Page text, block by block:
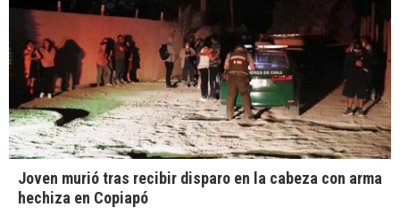
Joven murió tras recibir disparo en la cabeza con arma
hechiza en Copiapó